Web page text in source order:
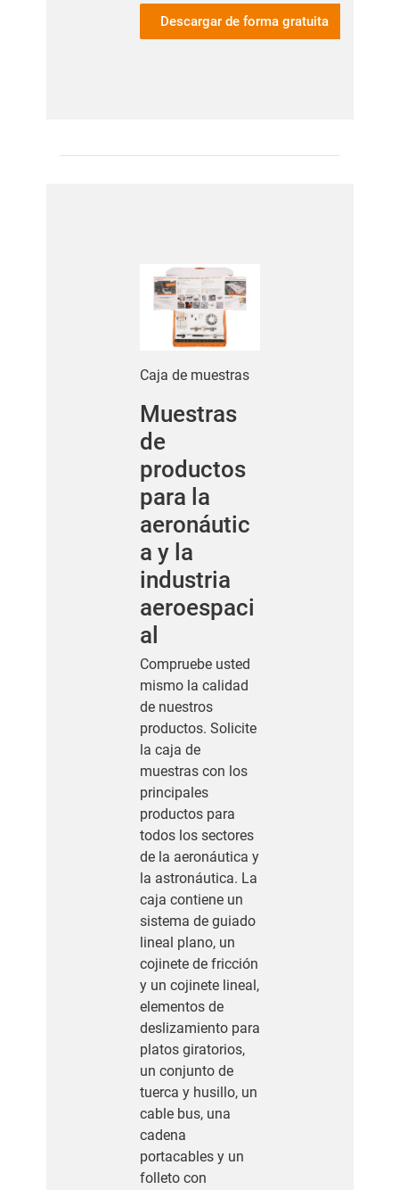
Descargar de forma gratuita
Caja de muestras
Muestras
de
productos
para la
aeronáutic
a y la
industria
aeroespaci
al
Compruebe usted
mismo la calidad
de nuestros
productos. Solicite
la caja de
muestras con los
principales
productos para
todos los sectores
de la aeronáutica y
la astronáutica. La
caja contiene un
sistema de guiado
lineal plano, un
cojinete de fricción
y un cojinete lineal,
elementos de
deslizamiento para
platos giratorios,
un conjunto de
tuerca y husillo, un
cable bus, una
cadena
portacables y un
folleto con